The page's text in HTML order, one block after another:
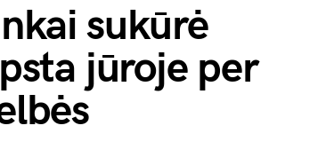
sukūrė
jūroje per